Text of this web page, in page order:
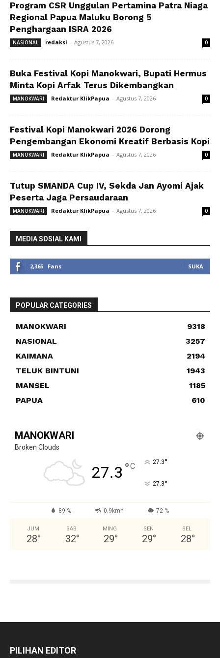
Program CSR Unggulan Pertamina Patra Niaga
Regional Papua Maluku Borong 5
Penghargaan ISRA 2026
NASIONAL redaksi - Agustus 7, 2026 0
Buka Festival Kopi Manokwari, Bupati Hermus
Minta Kopi Arfak Terus Dikembangkan
MANOKWARI Redaktur KlikPapua - Agustus 7, 2026 0
Festival Kopi Manokwari 2026 Dorong
Pengembangan Ekonomi Kreatif Berbasis Kopi
MANOKWARI Redaktur KlikPapua - Agustus 7, 2026 0
Tutup SMANDA Cup IV, Sekda Jan Ayomi Ajak
Peserta Jaga Persaudaraan
MANOKWARI Redaktur KlikPapua - Agustus 7, 2026 0
MEDIA SOSIAL KAMI
2,365 Fans SUKA
POPULAR CATEGORIES
MANOKWARI
9318
NASIONAL
3257
KAIMANA
2194
TELUK BINTUNI
1943
MANSEL
1185
PAPUA
610
MANOKWARI
Broken Clouds
27.3 °C 27.3°
27.3°
89 % 0.9kmh 72 %
JUM
28°
SAB
32°
MING
29°
SEN
29°
SEL
28°
PILIHAN EDITOR